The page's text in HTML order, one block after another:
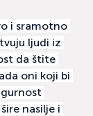
i sramotno
ljudi iz
da štite
oni koji bi
nasilje i